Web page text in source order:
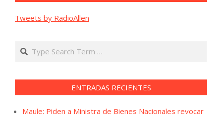
Tweets by RadioAllen
Search
ENTRADAS RECIENTES
Maule: Piden a Ministra de Bienes Nacionales revocar